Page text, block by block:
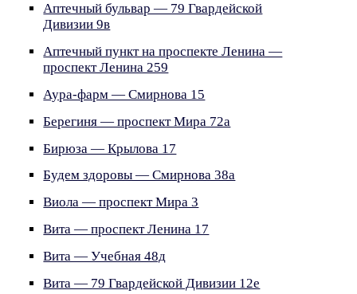
Аптечный бульвар — 79 Гвардейской
Дивизии 9в
Аптечный пункт на проспекте Ленина —
проспект Ленина 259
Аура-фарм — Смирнова 15
Берегиня — проспект Мира 72а
Бирюза — Крылова 17
Будем здоровы — Смирнова 38а
Виола — проспект Мира 3
Вита — проспект Ленина 17
Вита — Учебная 48д
Вита — 79 Гвардейской Дивизии 12е